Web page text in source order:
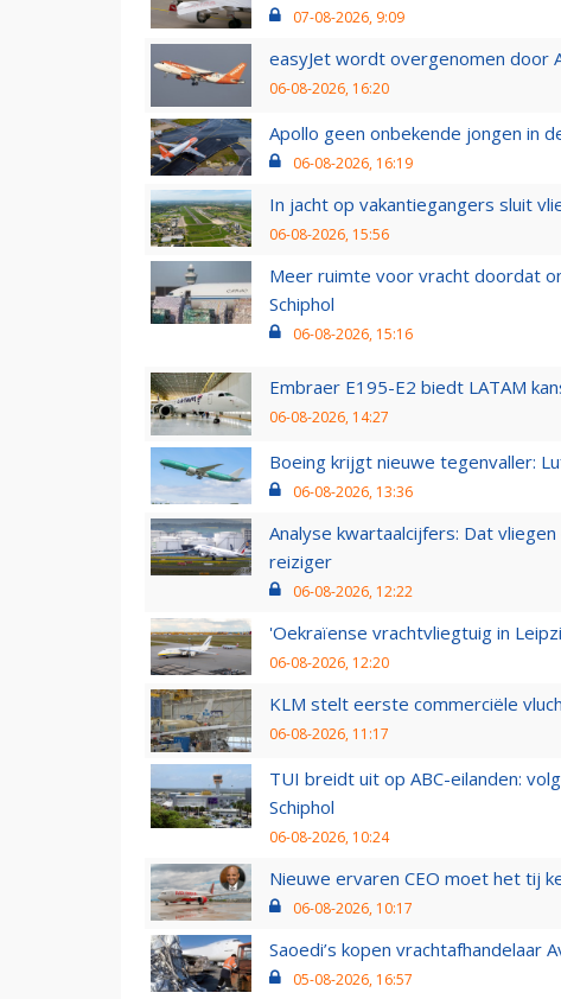
07-08-2026, 9:09
easyJet wordt overgenomen door
06-08-2026, 16:20
Apollo geen onbekende jongen in
06-08-2026, 16:19
In jacht op vakantiegangers sluit
06-08-2026, 15:56
Meer ruimte voor vracht doordat
Schiphol
06-08-2026, 15:16
Embraer E195-E2 biedt LATAM
06-08-2026, 14:27
Boeing krijgt nieuwe tegenvaller:
06-08-2026, 13:36
Analyse kwartaalcijfers: Dat
reiziger
06-08-2026, 12:22
'Oekraïense vrachtvliegtuig in
06-08-2026, 12:20
KLM stelt eerste commerciële
06-08-2026, 11:17
TUI breidt uit op ABC-eilanden:
Schiphol
06-08-2026, 10:24
Nieuwe ervaren CEO moet het tij
06-08-2026, 10:17
Saoedi’s kopen vrachtafhandelaar
05-08-2026, 16:57